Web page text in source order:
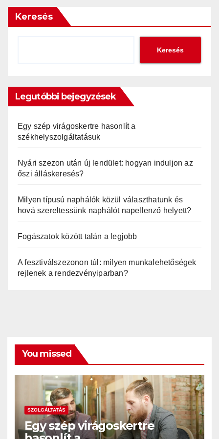
Keresés
Keresés
Legutóbbi bejegyzések
Egy szép virágoskertre hasonlít a
székhelyszolgáltatásuk
Nyári szezon után új lendület: hogyan induljon az
őszi álláskeresés?
Milyen típusú naphálók közül választhatunk és
hová szereltessünk naphálót napellenző helyett?
Fogászatok között talán a legjobb
A fesztiválszezonon túl: milyen munkalehetőségek
rejlenek a rendezvényiparban?
You missed
SZOLGÁLTATÁS
Egy szép virágoskertre